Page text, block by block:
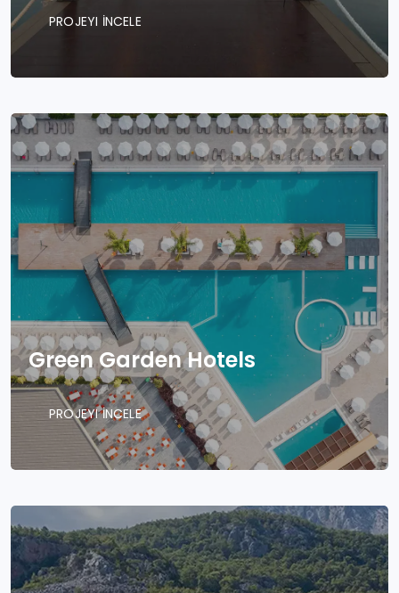
PROJEYI İNCELE
Green Garden Hotels
PROJEYI İNCELE